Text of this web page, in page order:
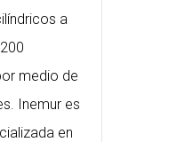
a
medio de
Inemur es
en